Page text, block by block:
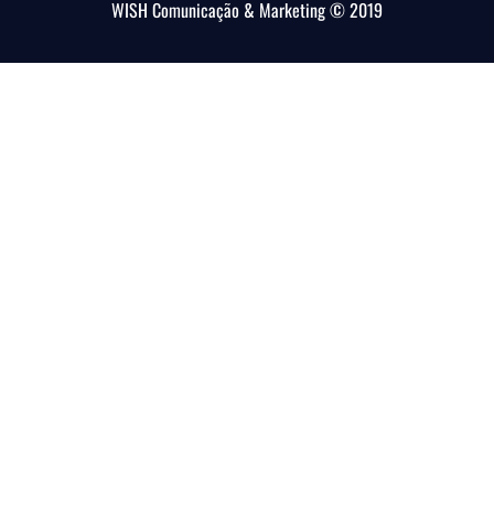
WISH Comunicação & Marketing © 2019